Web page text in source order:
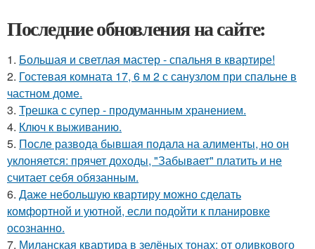
Последние обновления на сайте:
1. Большая и светлая мастер - спальня в квартире!
2. Гостевая комната 17, 6 м 2 с санузлом при спальне в
частном доме.
3. Трешка с супер - продуманным хранением.
4. Ключ к выживанию.
5. После развода бывшая подала на алименты, но он
уклоняется: прячет доходы, "Забывает" платить и не
считает себя обязанным.
6. Даже небольшую квартиру можно сделать
комфортной и уютной, если подойти к планировке
осознанно.
7. Миланская квартира в зелёных тонах: от оливкового